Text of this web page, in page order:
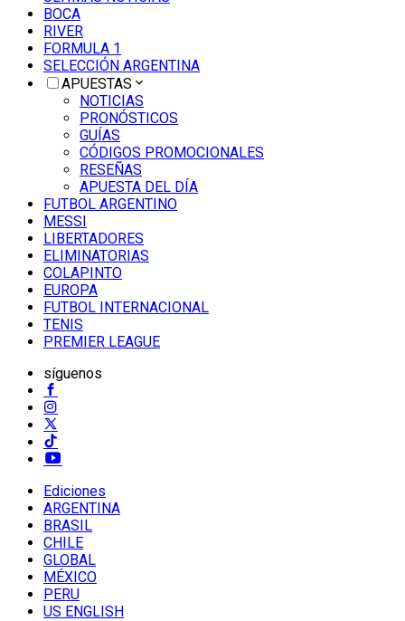
BOCA
RIVER
FORMULA 1
SELECCIÓN ARGENTINA
APUESTAS
NOTICIAS
PRONÓSTICOS
GUÍAS
CÓDIGOS PROMOCIONALES
RESEÑAS
APUESTA DEL DÍA
FUTBOL ARGENTINO
MESSI
LIBERTADORES
ELIMINATORIAS
COLAPINTO
EUROPA
FUTBOL INTERNACIONAL
TENIS
PREMIER LEAGUE
síguenos
Ediciones
ARGENTINA
BRASIL
CHILE
GLOBAL
MÉXICO
PERU
US ENGLISH